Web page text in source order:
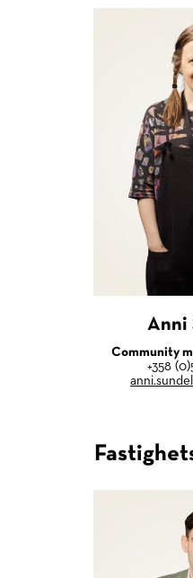
Anni
Community
+358